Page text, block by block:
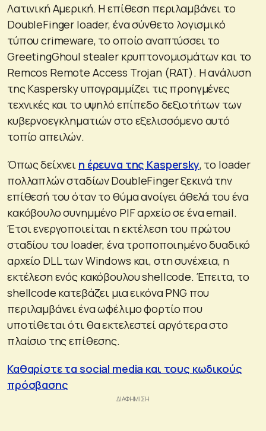
Λατινική Αμερική. Η επίθεση περιλαμβάνει το
DoubleFinger loader, ένα σύνθετο λογισμικό
τύπου crimeware, το οποίο αναπτύσσει το
GreetingGhoul stealer κρυπτονομισμάτων και το
Remcos Remote Access Trojan (RAT). Η ανάλυση
της Kaspersky υπογραμμίζει τις προηγμένες
τεχνικές και το υψηλό επίπεδο δεξιοτήτων των
κυβερνοεγκληματιών στο εξελισσόμενο αυτό
τοπίο απειλών.
Όπως δείχνει η έρευνα της Kaspersky, το loader
πολλαπλών σταδίων DoubleFinger ξεκινά την
επίθεσή του όταν το θύμα ανοίγει άθελά του ένα
κακόβουλο συνημμένο PIF αρχείο σε ένα email.
Έτσι ενεργοποιείται η εκτέλεση του πρώτου
σταδίου του loader, ένα τροποποιημένο δυαδικό
αρχείο DLL των Windows και, στη συνέχεια, η
εκτέλεση ενός κακόβουλου shellcode. Έπειτα, το
shellcode κατεβάζει μια εικόνα PNG που
περιλαμβάνει ένα ωφέλιμο φορτίο που
υποτίθεται ότι θα εκτελεστεί αργότερα στο
πλαίσιο της επίθεσης.
Καθαρίστε τα social media και τους κωδικούς
πρόσβασης